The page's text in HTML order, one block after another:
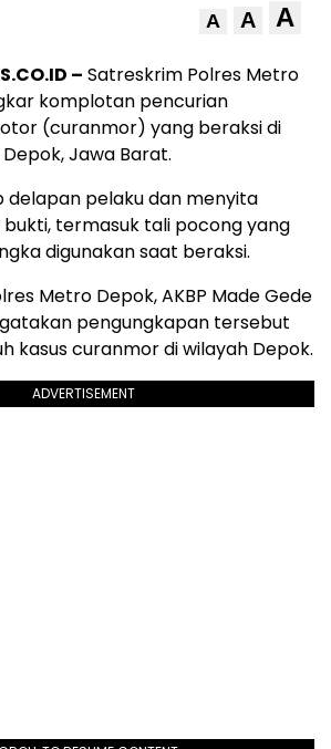
A A A
– Satreskrim Polres Metro
komplotan pencurian
(curanmor) yang beraksi di
Jawa Barat.
delapan pelaku dan menyita
termasuk tali pocong yang
digunakan saat beraksi.
Metro Depok, AKBP Made Gede
pengungkapan tersebut
kasus curanmor di wilayah Depok.
ADVERTISEMENT